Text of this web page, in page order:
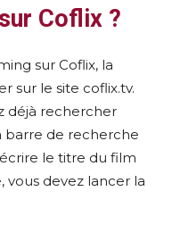
Coflix ?
sur Coflix, la
sur le site coflix.tv.
déjà rechercher
barre de recherche
le titre du film
vous devez lancer la